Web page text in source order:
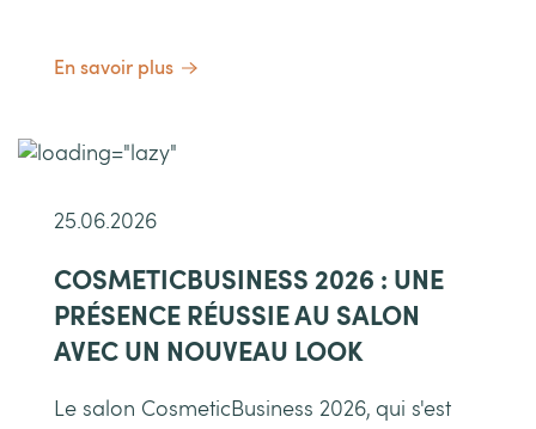
En savoir plus
25.06.2026
COSMETICBUSINESS 2026 : UNE
PRÉSENCE RÉUSSIE AU SALON
AVEC UN NOUVEAU LOOK
Le salon CosmeticBusiness 2026, qui s'est